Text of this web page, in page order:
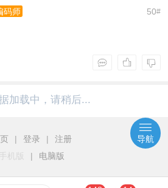
50#
码师
加载中，请稍后...
| 登录 |
注册
手机版
| 电脑版
导航